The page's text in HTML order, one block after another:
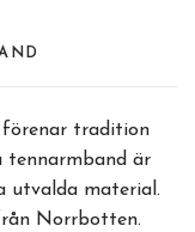
tradition
tennarmband är
utvalda material.
Norrbotten.